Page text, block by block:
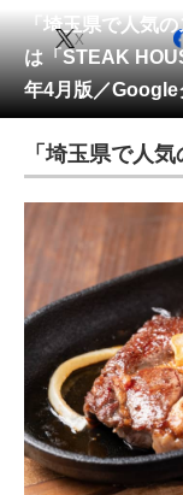
会員記事
メディア
注目記事を集めた
ITの今と未来を見
スマホと通信の
進化するPCとデ
好きが集まる 比
ビジネスと働き方
AI活用のいまが分
企業ITのトレンド
「埼玉県で人気
は「STEAK
年4月版／Google
X
「埼玉県で人